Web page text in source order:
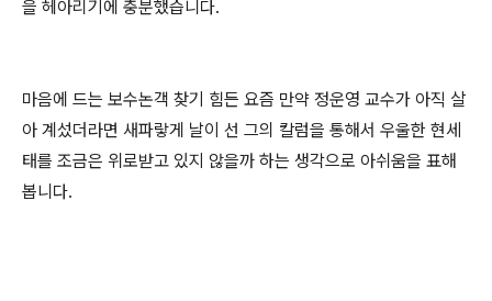
을 헤아리기에 충분했습니다.
마음에 드는 보수논객 찾기 힘든 요즘 만약 정운영 교수가 아직 살
아 계섰더라면 새파랗게 날이 선 그의 칼럼을 통해서 우울한 현세
태를 조금은 위로받고 있지 않을까 하는 생각으로 아쉬움을 표해
봅니다.